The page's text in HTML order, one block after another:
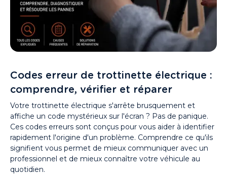
Codes erreur de trottinette électrique :
comprendre, vérifier et réparer
Votre trottinette électrique s'arrête brusquement et
affiche un code mystérieux sur l'écran ? Pas de panique.
Ces codes erreurs sont conçus pour vous aider à identifier
rapidement l'origine d'un problème. Comprendre ce qu'ils
signifient vous permet de mieux communiquer avec un
professionnel et de mieux connaître votre véhicule au
quotidien.